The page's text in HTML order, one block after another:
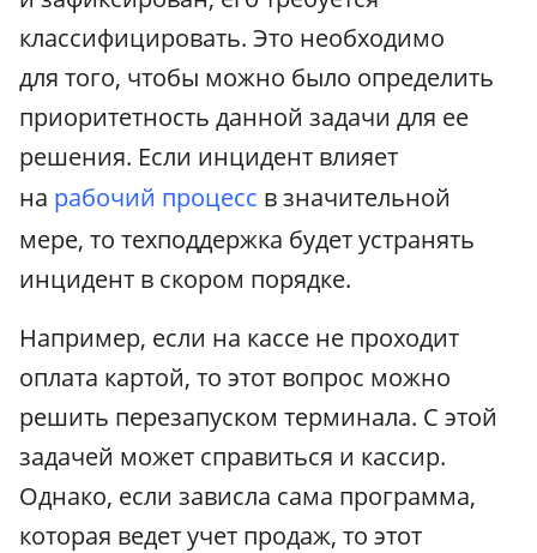
классифицировать. Это необходимо
для того, чтобы можно было определить
приоритетность данной задачи для ее
решения. Если инцидент влияет
на рабочий процесс в значительной
мере, то техподдержка будет устранять
инцидент в скором порядке.
Например, если на кассе не проходит
оплата картой, то этот вопрос можно
решить перезапуском терминала. С этой
задачей может справиться и кассир.
Однако, если зависла сама программа,
которая ведет учет продаж, то этот